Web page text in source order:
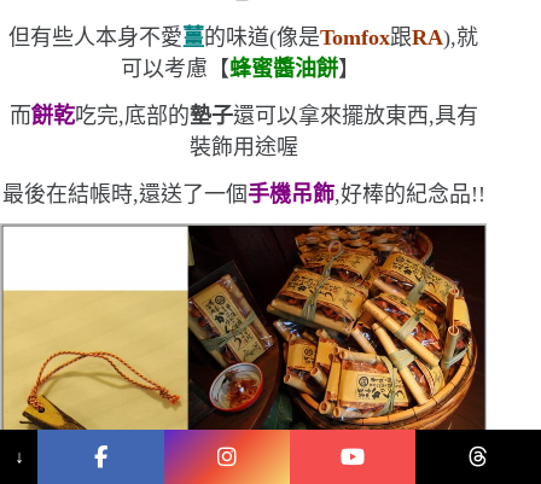
但有些人本身不愛薑的味道(像是Tomfox跟RA),就
可以考慮【蜂蜜醬油餅】
而餅乾吃完,底部的墊子還可以拿來擺放東西,具有
裝飾用途喔
最後在結帳時,還送了一個手機吊飾,好棒的紀念品!!
↓